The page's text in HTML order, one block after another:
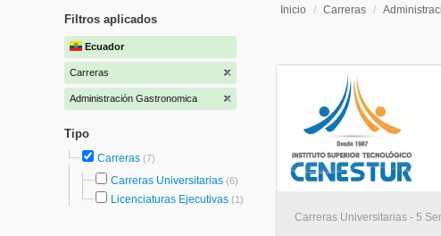
Filtros aplicados
Ecuador
Carreras
Administración Gastronomica
Tipo
Carreras (7)
Carreras Universitarias (6)
Licenciaturas Ejecutivas (1)
Inicio / Carreras /
Carreras Universitarias - 5